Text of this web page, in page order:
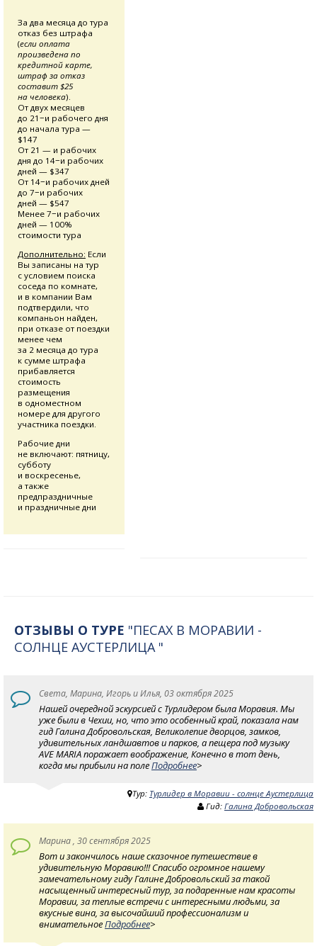
За два месяца до тура
отказ без штрафа
(если оплата
произведена по
кредитной карте,
штраф за отказ
составит $25
на человека).
От двух месяцев
до 21−и рабочего дня
до начала тура —
$147
От 21 — и рабочих
дня до 14−и рабочих
дней — $347
От 14−и рабочих дней
до 7−и рабочих
дней — $547
Менее 7−и рабочих
дней — 100%
стоимости тура
Дополнительно: Если
Вы записаны на тур
с условием поиска
соседа по комнате,
и в компании Вам
подтвердили, что
компаньон найден,
при отказе от поездки
менее чем
за 2 месяца до тура
к сумме штрафа
прибавляется
стоимость
размещения
в одноместном
номере для другого
участника поездки.
Рабочие дни
не включают: пятницу,
субботу
и воскресенье,
а также
предпраздничные
и праздничные дни
ОТЗЫВЫ О ТУРЕ "ПЕСАХ В МОРАВИИ -
СОЛНЦЕ АУСТЕРЛИЦА "
Света, Марина, Игорь и Илья, 03 октября 2025
Нашей очередной эскурсией с Турлидером была Моравия. Мы
уже были в Чехии, но, что это особенный край, показала нам
гид Галина Добровольская, Великолепие дворцов, замков,
удивительных ландшавтов и парков, а пещера под музыку
AVE MARIA поражает воображение, Конечно в тот день,
когда мы прибыли на полеПодробнее>
Тур: Турлидер в Моравии - солнце Аустерлица
Гид: Галина Добровольская
Марина , 30 сентября 2025
Вот и закончилось наше сказочное путешествие в
удивительную Моравию!!! Спасибо огромное нашему
замечательному гиду Галине Добровольский за такой
насыщенный интересный тур, за подаренные нам красоты
Моравии, за теплые встречи с интересными людьми, за
вкусные вина, за высочайший профессионализм и
внимательноеПодробнее>